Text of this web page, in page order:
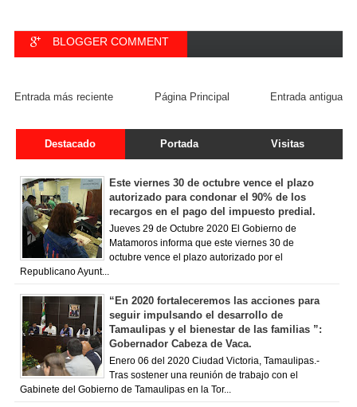
BLOGGER COMMENT
Entrada más reciente Entrada antigua
Página Principal
Destacado Portada Visitas
Este viernes 30 de octubre vence el plazo
autorizado para condonar el 90% de los
recargos en el pago del impuesto predial.
Jueves 29 de Octubre 2020 El Gobierno de
Matamoros informa que este viernes 30 de
octubre vence el plazo autorizado por el
Republicano Ayunt...
“En 2020 fortaleceremos las acciones para
seguir impulsando el desarrollo de
Tamaulipas y el bienestar de las familias ”:
Gobernador Cabeza de Vaca.
Enero 06 del 2020 Ciudad Victoria, Tamaulipas.-
Tras sostener una reunión de trabajo con el
Gabinete del Gobierno de Tamaulipas en la Tor...